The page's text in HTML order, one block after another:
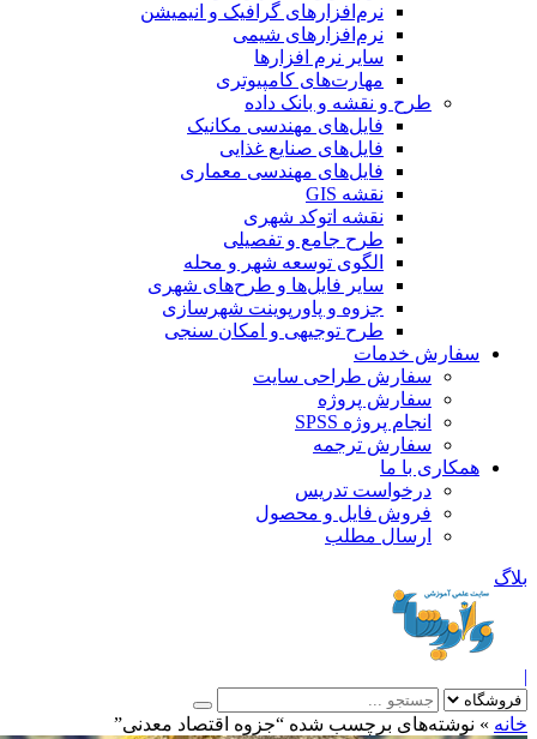
نرم‌افزارهای گرافیک و انیمیشن
نرم‌افزارهای شیمی
سایر نرم افزارها
مهارت‌های کامپیوتری
طرح و نقشه و بانک داده
فایل‌های مهندسی مکانیک
فایل‌های صنایع غذایی
فایل‌های مهندسی معماری
نقشه GIS
نقشه اتوکد شهری
طرح جامع و تفصیلی
الگوی توسعه شهر و محله
سایر فایل‌ها و طرح‌های شهری
جزوه و پاورپوینت شهرسازی
طرح توجیهی و امکان سنجی
سفارش خدمات
سفارش طراحی سایت
سفارش پروژه
انجام پروژه SPSS
سفارش ترجمه
همکاری با ما
درخواست تدریس
فروش فایل و محصول
ارسال مطلب
»نوشته‌های برچسب شده “جزوه اقتصاد معدنی”